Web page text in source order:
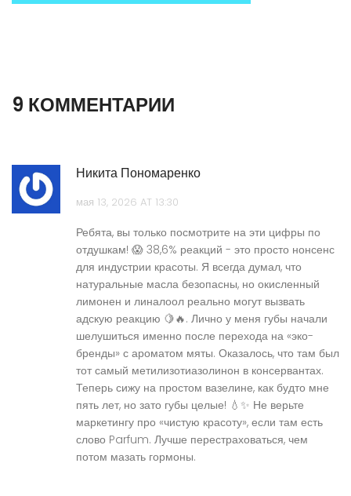
9 КОММЕНТАРИИ
Никита Пономаренко
мая 13, 2026 AT 13:30
Ребята, вы только посмотрите на эти цифры по
отдушкам! 😱 38,6% реакций - это просто нонсенс
для индустрии красоты. Я всегда думал, что
натуральные масла безопасны, но окисленный
лимонен и линалоол реально могут вызвать
адскую реакцию 🍋🔥. Лично у меня губы начали
шелушиться именно после перехода на «эко-
бренды» с ароматом мяты. Оказалось, что там был
тот самый метилизотиазолинон в консервантах.
Теперь сижу на простом вазелине, как будто мне
пять лет, но зато губы целые! 💧✨ Не верьте
маркетингу про «чистую красоту», если там есть
слово Parfum. Лучше перестраховаться, чем
потом мазать гормоны.